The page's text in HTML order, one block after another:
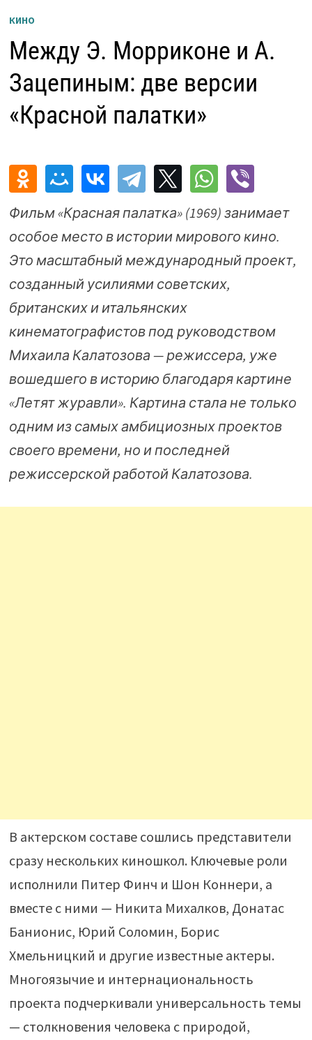
КИНО
Между Э. Морриконе и А.
Зацепиным: две версии
«Красной палатки»
Фильм «Красная палатка» (1969) занимает
особое место в истории мирового кино.
Это масштабный международный проект,
созданный усилиями советских,
британских и итальянских
кинематографистов под руководством
Михаила Калатозова — режиссера, уже
вошедшего в историю благодаря картине
«Летят журавли». Картина стала не только
одним из самых амбициозных проектов
своего времени, но и последней
режиссерской работой Калатозова.
В актерском составе сошлись представители
сразу нескольких киношкол. Ключевые роли
исполнили Питер Финч и Шон Коннери, а
вместе с ними — Никита Михалков, Донатас
Банионис, Юрий Соломин, Борис
Хмельницкий и другие известные актеры.
Многоязычие и интернациональность
проекта подчеркивали универсальность темы
— столкновения человека с природой,